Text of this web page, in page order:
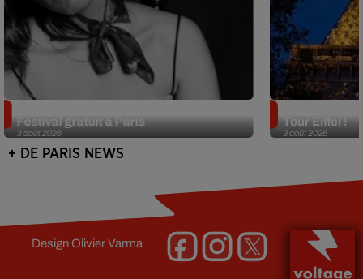
3 août 2026
Festival gratuit à Paris
3 août 2026
Tour Eiffel !
+ DE PARIS NEWS
DesignOlivier Varma